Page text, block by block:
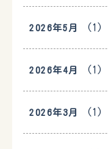
2026年5月 (1)
2026年4月 (1)
2026年3月 (1)